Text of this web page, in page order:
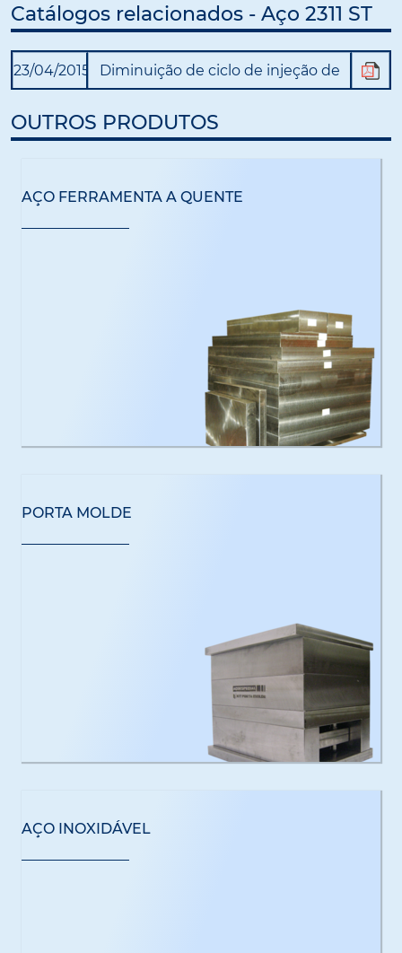
Catálogos relacionados - Aço 2311 ST
23/04/2015 Diminuição de ciclo de injeção de
OUTROS PRODUTOS
AÇO FERRAMENTA A QUENTE
PORTA MOLDE
AÇO INOXIDÁVEL